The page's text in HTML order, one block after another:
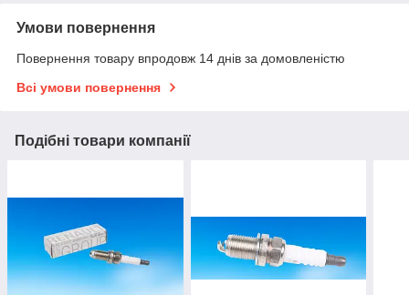
Умови повернення
Повернення товару впродовж 14 днів за домовленістю
Всі умови повернення
Подібні товари компанії